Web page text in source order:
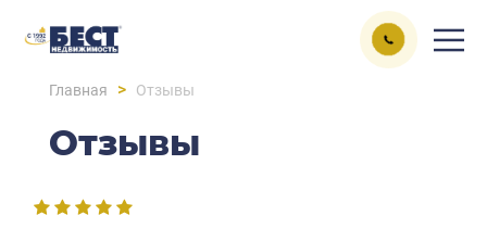
Главная > Отзывы
Отзывы